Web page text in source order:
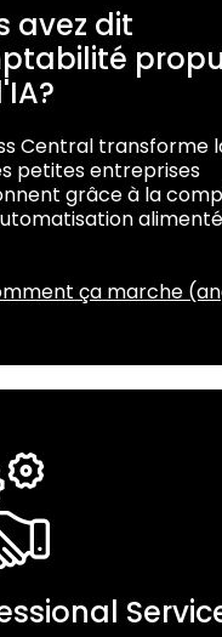
avez dit
Central transforme
petites entreprises
grâce à la
ça marche